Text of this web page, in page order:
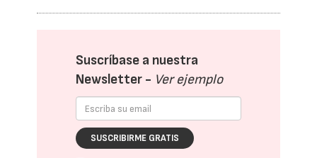
Suscríbase a nuestra
Newsletter - Ver ejemplo
SUSCRIBIRME GRATIS